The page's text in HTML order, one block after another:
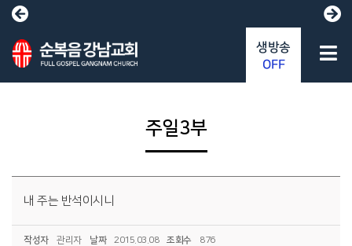
주일3부
내 주는 반석이시니
작성자 관리자 날짜 2015.03.08 조회수 876
생방송
OFF